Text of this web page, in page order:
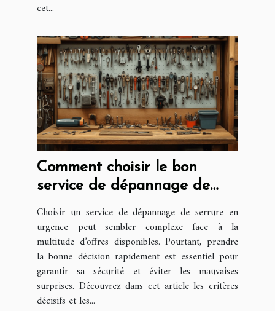
cet...
Comment choisir le bon
service de dépannage de
Choisir un service de dépannage de serrure en
urgence peut sembler complexe face à la
multitude d’offres disponibles. Pourtant, prendre
la bonne décision rapidement est essentiel pour
garantir sa sécurité et éviter les mauvaises
surprises. Découvrez dans cet article les critères
décisifs et les...